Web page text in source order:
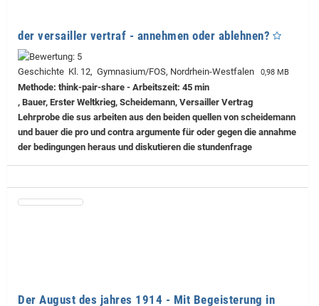
der versailler vertraf - annehmen oder ablehnen?
Geschichte Kl. 12, Gymnasium/FOS, Nordrhein-Westfalen 0,98 MB
Methode: think-pair-share - Arbeitszeit: 45 min
, Bauer, Erster Weltkrieg, Scheidemann, Versailler Vertrag
Lehrprobe die sus arbeiten aus den beiden quellen von scheidemann
und bauer die pro und contra argumente für oder gegen die annahme
der bedingungen heraus und diskutieren die stundenfrage
Der August des jahres 1914 - Mit Begeisterung in